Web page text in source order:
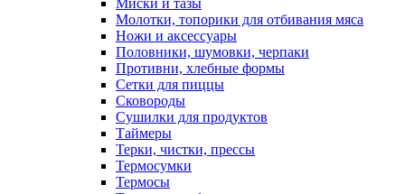
Миски и тазы
Молотки, топорики для отбивания мяса
Ножи и аксессуары
Половники, шумовки, черпаки
Противни, хлебные формы
Сетки для пиццы
Сковороды
Сушилки для продуктов
Таймеры
Терки, чистки, прессы
Термосумки
Термосы